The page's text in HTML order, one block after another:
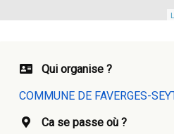
Qui organise ?
COMMUNE DE FAVERGES-
Ca se passe où ?